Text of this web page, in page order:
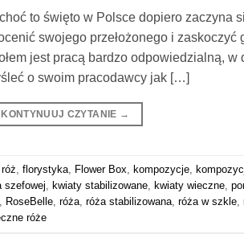
to święto w Polsce dopiero zaczyna
swojego przełożonego i zaskoczyć
jest pracą bardzo odpowiedzialną, w
o swoim pracodawcy jak […]
KONTYNUUJ CZYTANIE →
florystyka Flower Box kompozycje
szefowej kwiaty stabilizowane kwiaty wieczne
RoseBelle róża róża stabilizowana róża w szkle
róże